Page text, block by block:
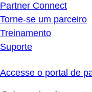
Partner Connect
Torne-se um parceiro
Treinamento
Suporte
Accesse o portal de